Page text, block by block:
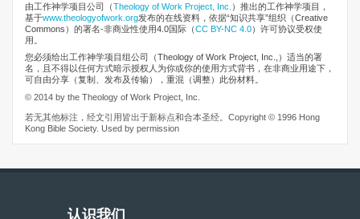
由工作神学项目公司 （Theology of Work Project, Inc. ）推出的工作神学项目，
基于www.theologyofwork.org发布的在线资料，依据“知识共享”组织（Creative
Commons）的署名-非商业性使用4.0国际（CC BY-NC 4.0）许可协议受权使
用。
您必须给出工作神学项目组公司（Theology of Work Project, Inc.,）适当的署
名，且不得以任何方式暗示授权人为你或你的使用方式背书，在非商业用途下，
可自由分享（复制、发布及传输），重混（调整）此份材料。
© 2014 by the Theology of Work Project, Inc.
若无其他标注，经文引用皆出于新标点和合本圣经。Copyright © 1996 Hong
Kong Bible Society. Used by permission
认识我们